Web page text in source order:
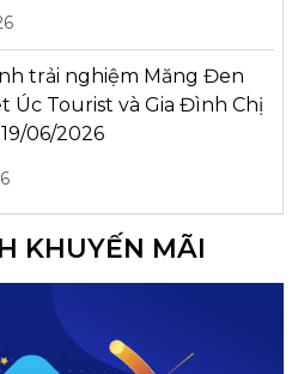
trải nghiệm Măng Đen
Úc Tourist và Gia Đình Chị
06/2026
KHUYẾN MÃI